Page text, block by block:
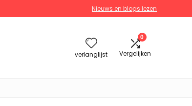
Nieuws en blogs lezen
verlanglijst
0
Vergelijken